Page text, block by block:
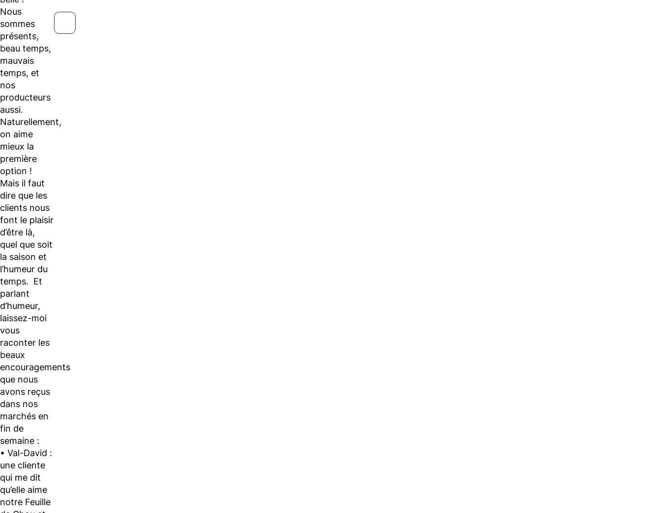
Nous
sommes
présents,
beau temps,
mauvais
temps, et
nos
producteurs
aussi.
Naturellement,
on aime
mieux la
première
option !
Mais il faut
dire que les
clients nous
font le plaisir
d’être là,
quel que soit
la saison et
l’humeur du
temps. Et
parlant
d’humeur,
laissez-moi
vous
raconter les
beaux
encouragements
que nous
avons reçus
dans nos
marchés en
fin de
semaine :
• Val-David :
une cliente
qui me dit
qu’elle aime
notre Feuille